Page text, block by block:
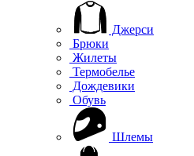
Джерси
Брюки
Жилеты
Термобелье
Дождевики
Обувь
Шлемы